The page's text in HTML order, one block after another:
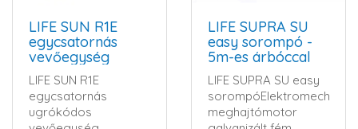
LIFE SUN R1E
egycsatornás
vevőegység
LIFE SUN R1E
egycsatornás
ugrókódos
LIFE SUPRA SU
easy sorompó -
5m-es árbóccal
LIFE SUPRA SU easy
meghajtómotor